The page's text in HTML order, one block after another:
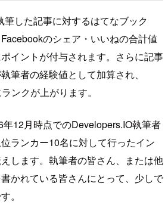
筆した記事に対するはてなブック
のシェア・いいねの合計値
イントが付与されます。さらに記事
筆者の経験値として加算され、
ンクが上がります。
12月時点でのDevelopers.IO執筆者
ランカー10名に対して行ったイン
します。執筆者の皆さん、または他
かれている皆さんにとって、少しで
。